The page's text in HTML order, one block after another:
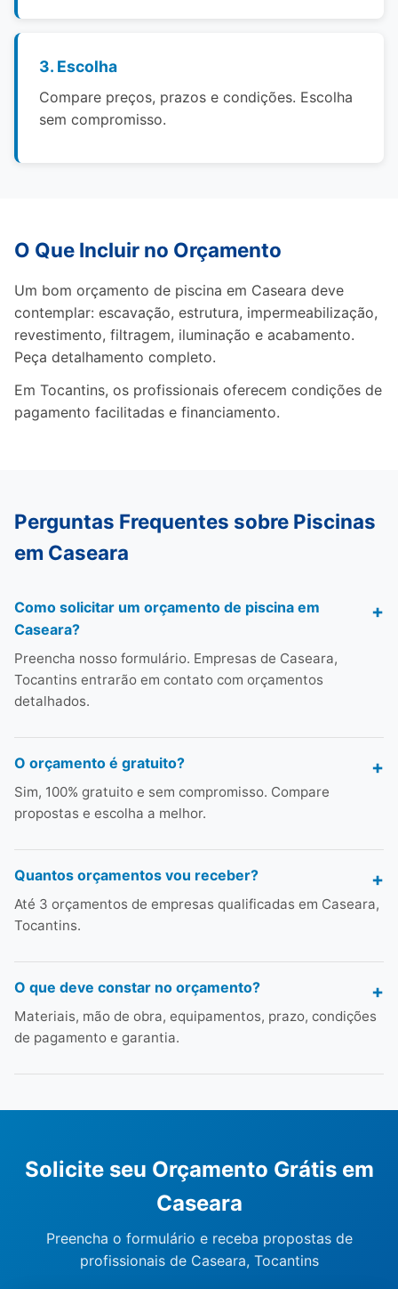
3. Escolha
Compare preços, prazos e condições. Escolha
sem compromisso.
O Que Incluir no Orçamento
Um bom orçamento de piscina em Caseara deve
contemplar: escavação, estrutura, impermeabilização,
revestimento, filtragem, iluminação e acabamento.
Peça detalhamento completo.
Em Tocantins, os profissionais oferecem condições de
pagamento facilitadas e financiamento.
Perguntas Frequentes sobre Piscinas
em Caseara
Como solicitar um orçamento de piscina em
Caseara?
Preencha nosso formulário. Empresas de Caseara,
Tocantins entrarão em contato com orçamentos
detalhados.
O orçamento é gratuito?
Sim, 100% gratuito e sem compromisso. Compare
propostas e escolha a melhor.
Quantos orçamentos vou receber?
Até 3 orçamentos de empresas qualificadas em Caseara,
Tocantins.
O que deve constar no orçamento?
Materiais, mão de obra, equipamentos, prazo, condições
de pagamento e garantia.
Solicite seu Orçamento Grátis em
Caseara
Preencha o formulário e receba propostas de
profissionais de Caseara, Tocantins